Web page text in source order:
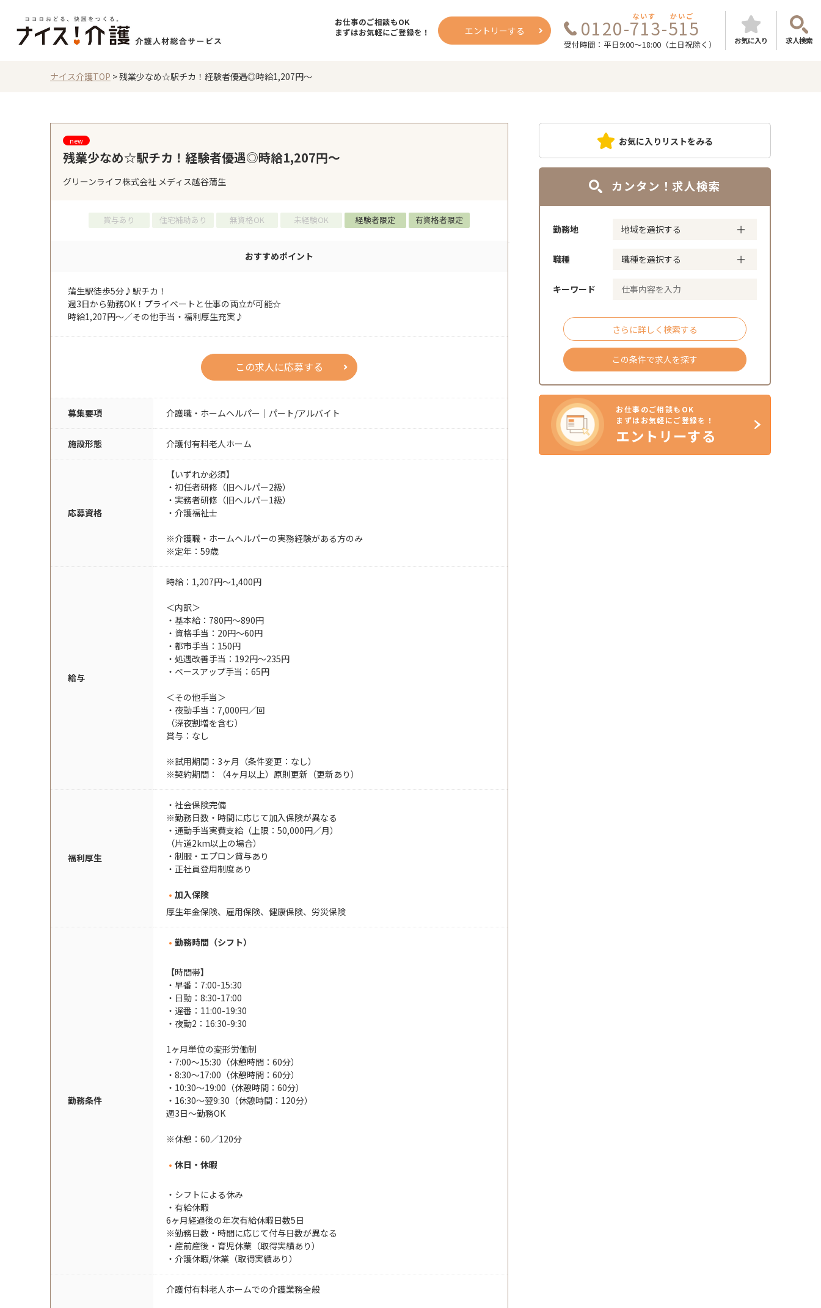
お仕事のご相談もOK
まずはお気軽にご登録を！
エントリーする 0120-713-515
ないす かいご
受付時間：平日9:00～18:00（土日祝除く） お気に入り 求人検索
ナイス介護TOP >残業少なめ☆駅チカ！経験者優遇◎時給1,207円～
new
残業少なめ☆駅チカ！経験者優遇◎時給1,207円～
グリーンライフ株式会社 メディス越谷蒲生
賞与あり 住宅補助あり 無資格OK 未経験OK 経験者限定 有資格者限定
おすすめポイント
蒲生駅徒歩5分♪駅チカ！
週3日から勤務OK！プライベートと仕事の両立が可能☆
時給1,207円～／その他手当・福利厚生充実♪
この求人に応募する
募集要項 介護職・ホームヘルパー｜パート/アルバイト
施設形態 介護付有料老人ホーム
応募資格
【いずれか必須】
・初任者研修（旧ヘルパー2級）
・実務者研修（旧ヘルパー1級）
・介護福祉士
※介護職・ホームヘルパーの実務経験がある方のみ
※定年：59歳
給与
時給：1,207円～1,400円
＜内訳＞
・基本給：780円〜890円
・資格手当：20円〜60円
・都市手当：150円
・処遇改善手当：192円〜235円
・ベースアップ手当：65円
＜その他手当＞
・夜勤手当：7,000円／回
（深夜割増を含む）
賞与：なし
※試用期間：3ヶ月（条件変更：なし）
※契約期間：（4ヶ月以上）原則更新（更新あり）
福利厚生
・社会保険完備
※勤務日数・時間に応じて加入保険が異なる
・通勤手当実費支給（上限：50,000円／月）
（片道2km以上の場合）
・制服・エプロン貸与あり
・正社員登用制度あり
加入保険
厚生年金保険、雇用保険、健康保険、労災保険
勤務条件
勤務時間（シフト）
【時間帯】
・早番：7:00-15:30
・日勤：8:30-17:00
・遅番：11:00-19:30
・夜勤2：16:30-9:30
1ヶ月単位の変形労働制
・7:00～15:30（休憩時間：60分）
・8:30～17:00（休憩時間：60分）
・10:30～19:00（休憩時間：60分）
・16:30～翌9:30（休憩時間：120分）
週3日～勤務OK
※休憩：60／120分
休日・休暇
・シフトによる休み
・有給休暇
6ヶ月経過後の年次有給休暇日数5日
※勤務日数・時間に応じて付与日数が異なる
・産前産後・育児休業（取得実績あり）
・介護休暇/休業（取得実績あり）
介護付有料老人ホームでの介護業務全般
お気に入りリストをみる
カンタン！求人検索
勤務地
職種
キーワード
さらに詳しく検索する
この条件で求人を探す
お仕事のご相談もOK
まずはお気軽にご登録を！
エントリーする